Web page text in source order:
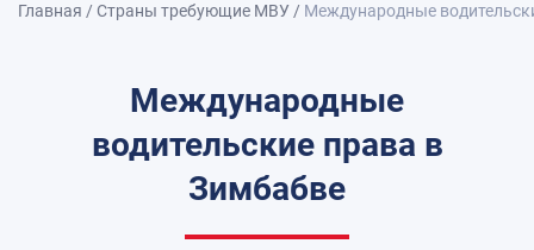
Главная /Страны требующие МВУ / Международные
Международные
водительские права в
Зимбабве